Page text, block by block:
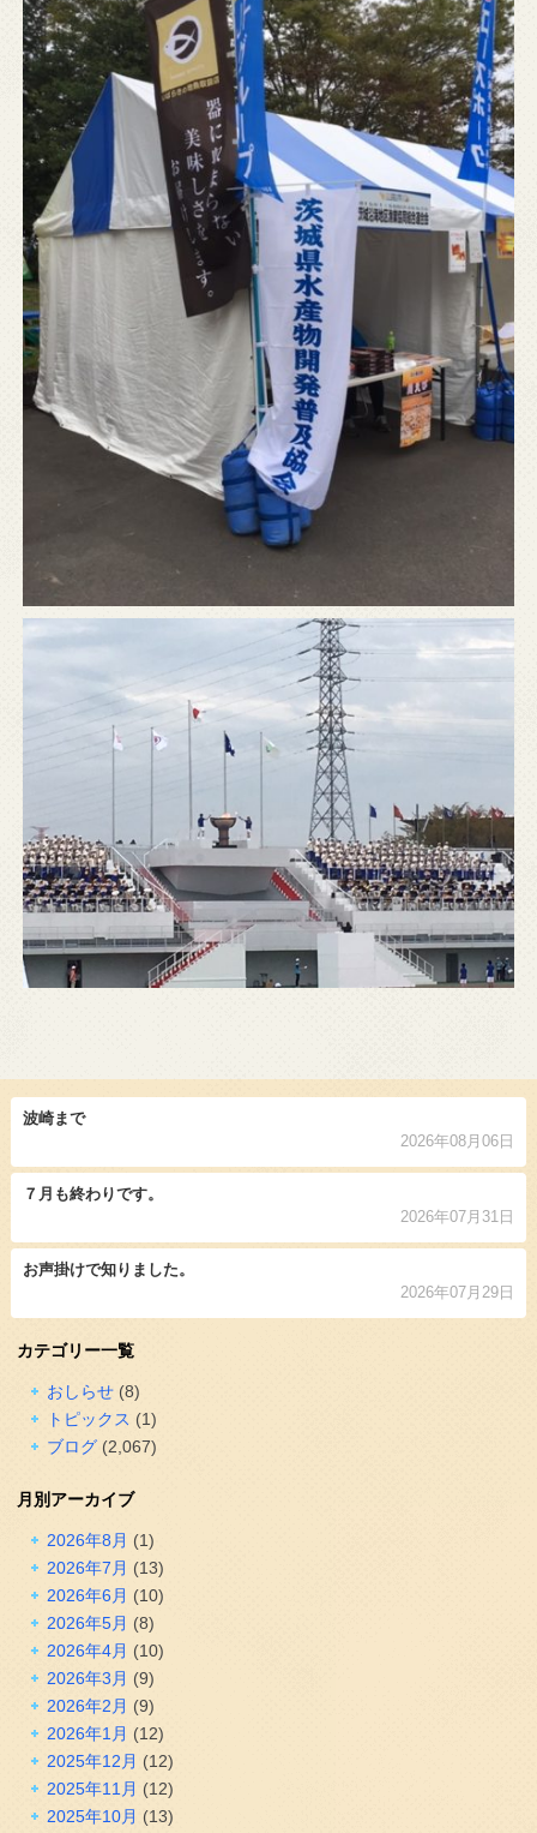
波崎まで
2026年08月06日
７月も終わりです。
2026年07月31日
お声掛けで知りました。
2026年07月29日
カテゴリー一覧
おしらせ(8)
トピックス (1)
ブログ(2,067)
月別アーカイブ
2026年8月 (1)
2026年7月 (13)
2026年6月 (10)
2026年5月 (8)
2026年4月 (10)
2026年3月 (9)
2026年2月 (9)
2026年1月 (12)
2025年12月 (12)
2025年11月 (12)
2025年10月 (13)